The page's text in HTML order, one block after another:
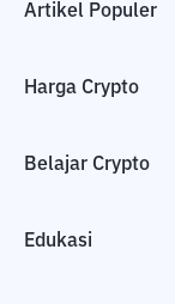
Artikel Populer
Harga Crypto
Belajar Crypto
Edukasi